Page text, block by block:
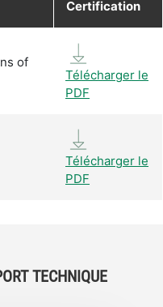
Certification
of
Télécharger le
PDF
Télécharger le
PDF
TECHNIQUE